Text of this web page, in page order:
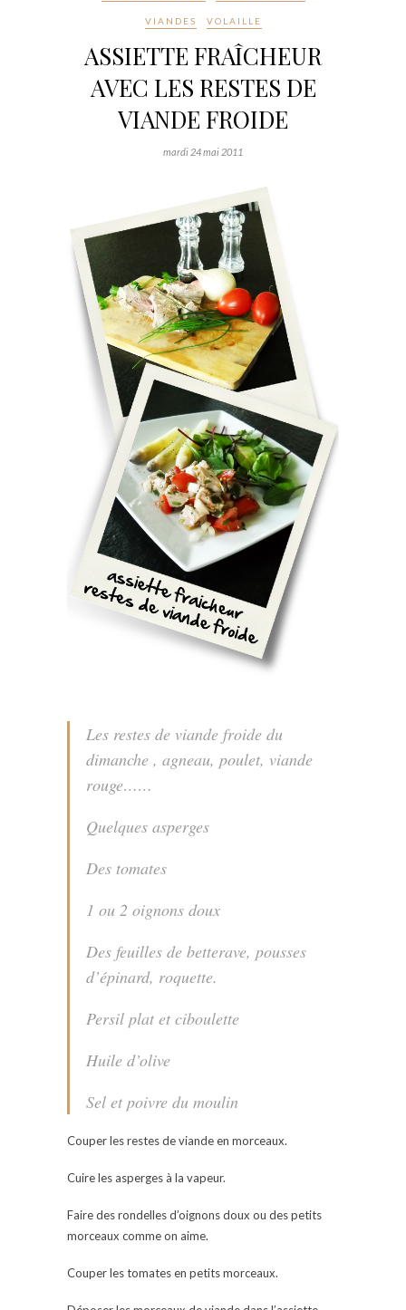
VIANDES VOLAILLE
ASSIETTE FRAÎCHEUR
AVEC LES RESTES DE
VIANDE FROIDE
mardi 24 mai 2011
Les restes de viande froide du
dimanche , agneau, poulet, viande
rouge……
Quelques asperges
Des tomates
1 ou 2 oignons doux
Des feuilles de betterave, pousses
d’épinard, roquette.
Persil plat et ciboulette
Huile d’olive
Sel et poivre du moulin
Couper les restes de viande en morceaux.
Cuire les asperges à la vapeur.
Faire des rondelles d’oignons doux ou des petits
morceaux comme on aime.
Couper les tomates en petits morceaux.